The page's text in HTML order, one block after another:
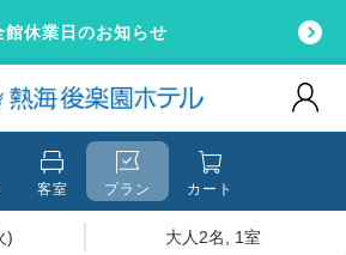
館休業日のお知らせ
客室 プラン カート
) 大人2名, 1室